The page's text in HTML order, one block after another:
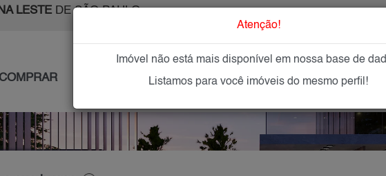
LESTEDE SÃO PAULO
COMPRAR IMÓVEIS NOVOS IMOBILIÁRIAS
Atenção!
Imóvel não está mais disponível em nossa base de
Listamos para você imóveis do mesmo perfil!